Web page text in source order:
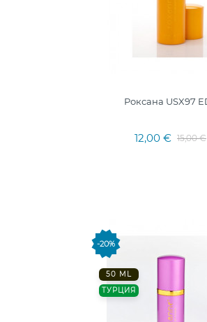
Роксана USX97
12,00 € 15,00 €
-20%
50 ML
ТУРЦИЯ